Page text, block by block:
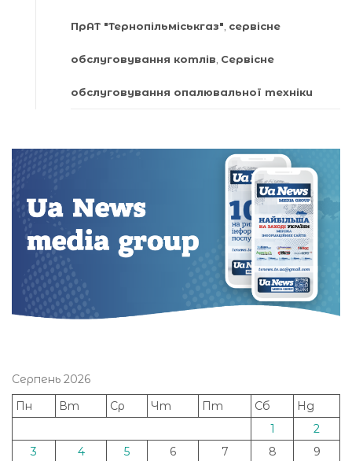
ПрАТ "Тернопільміськгаз" сервісне
обслуговування котлів Сервісне
обслуговування опалювальної техніки
Серпень 2026
Пн
Вт Ср Чт Пт Сб
Нд
1
2
3
4 5 6 7 8
9